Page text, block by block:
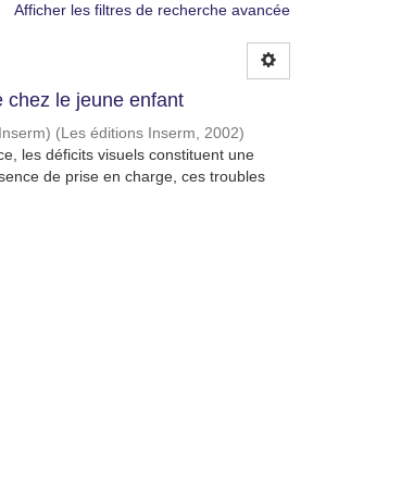
Afficher les filtres de recherche avancée
chez le jeune enfant
(Les éditions Inserm, 2002)
les déficits visuels constituent une
de prise en charge, ces troubles